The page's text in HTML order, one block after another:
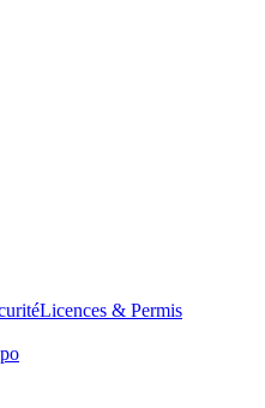
Licences & Permis